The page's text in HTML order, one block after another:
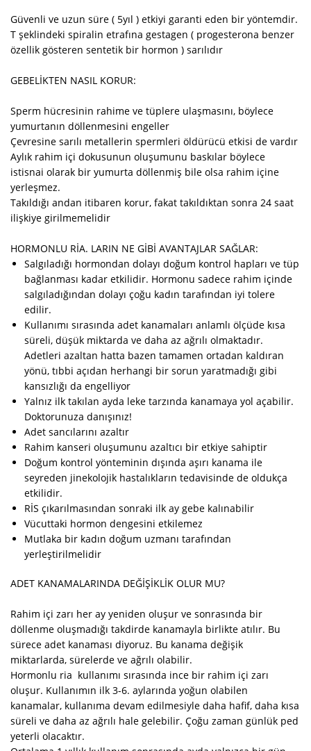
Güvenli ve uzun süre ( 5yıl ) etkiyi garanti eden bir yöntemdir.
T şeklindeki spiralin etrafına gestagen ( progesterona benzer
özellik gösteren sentetik bir hormon ) sarılıdır
GEBELİKTEN NASIL KORUR:
Sperm hücresinin rahime ve tüplere ulaşmasını, böylece
yumurtanın döllenmesini engeller
Çevresine sarılı metallerin spermleri öldürücü etkisi de vardır
Aylık rahim içi dokusunun oluşumunu baskılar böylece
istisnai olarak bir yumurta döllenmiş bile olsa rahim içine
yerleşmez.
Takıldığı andan itibaren korur, fakat takıldıktan sonra 24 saat
ilişkiye girilmemelidir
HORMONLU RİA. LARIN NE GİBİ AVANTAJLAR SAĞLAR:
Salgıladığı hormondan dolayı doğum kontrol hapları ve tüp
bağlanması kadar etkilidir. Hormonu sadece rahim içinde
salgıladığından dolayı çoğu kadın tarafından iyi tolere
edilir.
Kullanımı sırasında adet kanamaları anlamlı ölçüde kısa
süreli, düşük miktarda ve daha az ağrılı olmaktadır.
Adetleri azaltan hatta bazen tamamen ortadan kaldıran
yönü, tıbbi açıdan herhangi bir sorun yaratmadığı gibi
kansızlığı da engelliyor
Yalnız ilk takılan ayda leke tarzında kanamaya yol açabilir.
Doktorunuza danışınız!
Adet sancılarını azaltır
Rahim kanseri oluşumunu azaltıcı bir etkiye sahiptir
Doğum kontrol yönteminin dışında aşırı kanama ile
seyreden jinekolojik hastalıkların tedavisinde de oldukça
etkilidir.
RİS çıkarılmasından sonraki ilk ay gebe kalınabilir
Vücuttaki hormon dengesini etkilemez
Mutlaka bir kadın doğum uzmanı tarafından
yerleştirilmelidir
ADET KANAMALARINDA DEĞİŞİKLİK OLUR MU?
Rahim içi zarı her ay yeniden oluşur ve sonrasında bir
döllenme oluşmadığı takdirde kanamayla birlikte atılır. Bu
sürece adet kanaması diyoruz. Bu kanama değişik
miktarlarda, sürelerde ve ağrılı olabilir.
Hormonlu ria kullanımı sırasında ince bir rahim içi zarı
oluşur. Kullanımın ilk 3-6. aylarında yoğun olabilen
kanamalar, kullanıma devam edilmesiyle daha hafif, daha kısa
süreli ve daha az ağrılı hale gelebilir. Çoğu zaman günlük ped
yeterli olacaktır.